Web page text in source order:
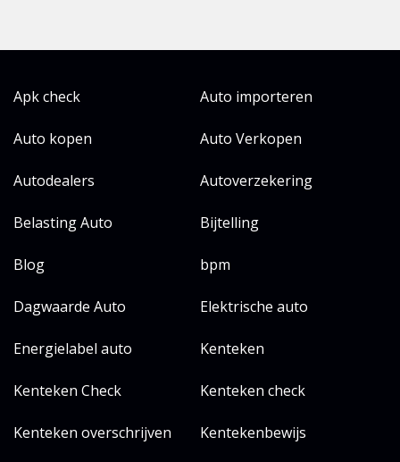
Apk check Auto importeren
Auto kopen Auto Verkopen
Autodealers Autoverzekering
Belasting Auto Bijtelling
Blog bpm
Dagwaarde Auto Elektrische auto
Energielabel auto Kenteken
Kenteken Check Kenteken check
Kenteken overschrijven Kentekenbewijs